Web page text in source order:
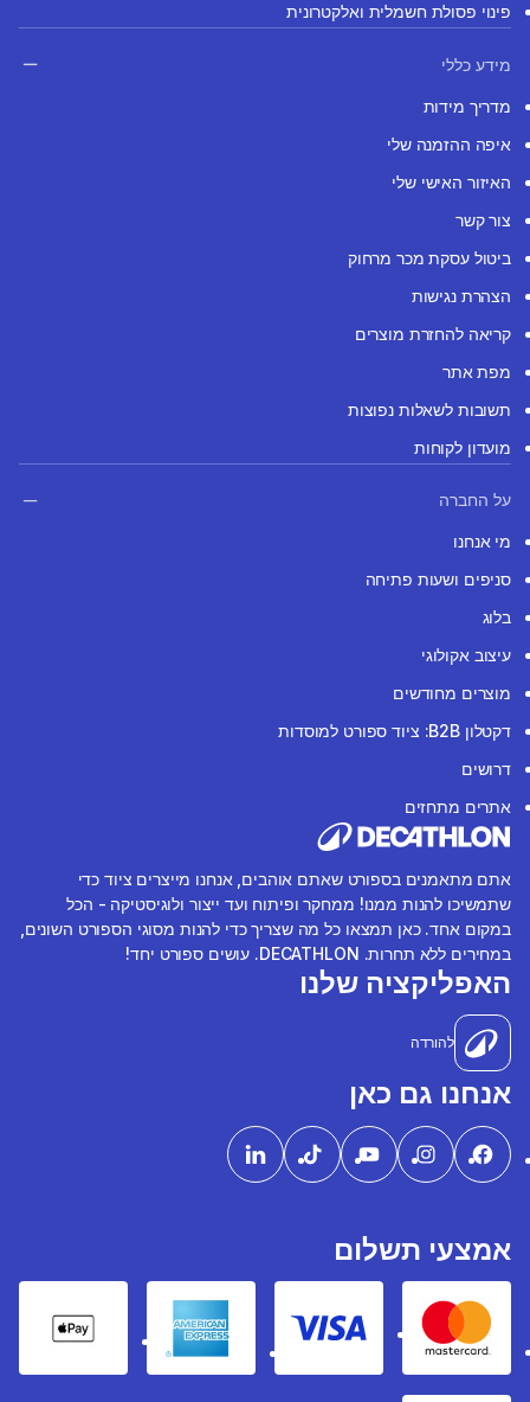
פינוי פסולת חשמלית ואלקטרונית
מידע כללי
מדריך מידות
איפה ההזמנה שלי
האיזור האישי שלי
צור קשר
ביטול עסקת מכר מרחוק
הצהרת נגישות
קריאה להחזרת מוצרים
מפת אתר
תשובות לשאלות נפוצות
מועדון לקוחות
על החברה
מי אנחנו
סניפים ושעות פתיחה
בלוג
עיצוב אקולוגי
מוצרים מחודשים
דקטלון B2B: ציוד ספורט למוסדות
דרושים
אתרים מתחזים
אתם מתאמנים בספורט שאתם אוהבים, אנחנו מייצרים ציוד כדי
שתמשיכו להנות ממנו! ממחקר ופיתוח ועד ייצור ולוגיסטיקה - הכל
במקום אחד. כאן תמצאו כל מה שצריך כדי להנות מסוגי הספורט השונים,
במחירים ללא תחרות. DECATHLON. עושים ספורט יחד!
האפליקציה שלנו
להורדה
אנחנו גם כאן
אמצעי תשלום
Mastercard
Visa
American express
Pay